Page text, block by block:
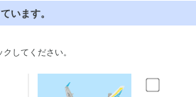
います。
してください。